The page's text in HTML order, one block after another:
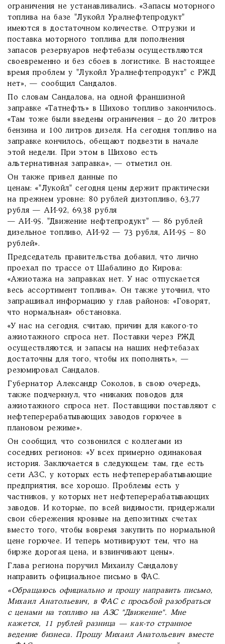
ограничения не устанавливались. «Запасы моторного
топлива на базе "Лукойл Уралнефтепродукт"
имеются в достаточном количестве. Отгрузки и
поставка моторного топлива для пополнения
запасов резервуаров нефтебазы осуществляются
своевременно и без сбоев в логистике. В настоящее
время проблем у "Лукойл Уралнефтепродукт" с РЖД
нет», — сообщил Сандалов.
По словам Сандалова, на одной франшизной
заправке «Татнефть» в Шихово топливо закончилось.
«Там тоже были введены ограничения – до 20 литров
бензина и 100 литров дизеля. На сегодня топливо на
заправке кончилось, обещают подвезти в начале
этой недели. При этом в Шихово есть
альтернативная заправка», — отметил он.
Он также привел данные по
ценам: «"Лукойл" сегодня цены держит практически
на прежнем уровне: 80 рублей дизтопливо, 63,77
рубля — АИ-92, 69,38 рубля
— АИ-95. "Движение нефтепродукт" — 86 рублей
дизельное топливо, АИ-92 — 73 рубля, АИ-95 – 80
рублей».
Председатель правительства добавил, что лично
проехал по трассе от Шабалино до Кирова:
«Ажиотажа на заправках нет. У нас отпускается
весь ассортимент топлива». Он также уточнил, что
запрашивал информацию у глав районов: «Говорят,
что нормальная» обстановка.
«У нас на сегодня, считаю, причин для какого-то
ажиотажного спроса нет. Поставки через РЖД
осуществляются, и запасы на наших нефтебазах
достаточны для того, чтобы их пополнять», —
резюмировал Сандалов.
Губернатор Александр Соколов, в свою очередь,
также подчеркнул, что «никаких поводов для
ажиотажного спроса нет. Поставщики поставляют с
нефтеперерабатывающих заводов горючее в
плановом режиме».
Он сообщил, что созвонился с коллегами из
соседних регионов: «У всех примерно одинаковая
история. Заключается в следующем: там, где есть
сети АЗС, у которых есть нефтеперерабатывающие
предприятия, все хорошо. Проблемы есть у
частников, у которых нет нефтеперерабатывающих
заводов. И которые, по всей видимости, придержали
свои сбережения кровные на депозитных счетах
вместо того, чтобы вовремя закупить по нормальной
цене горючее. И теперь мотивируют тем, что на
бирже дорогая цена, и взвинчивают цены».
Глава региона поручил Михаилу Сандалову
направить официальное письмо в ФАС.
«Обращаюсь официально и прошу направить письмо,
Михаил Анатольевич, в ФАС с просьбой разобраться
с ценами на топливо на АЗС "Движение". Мне
кажется, 11 рублей разница — как-то странное
ведение бизнеса. Прошу Михаил Анатольевич вместе